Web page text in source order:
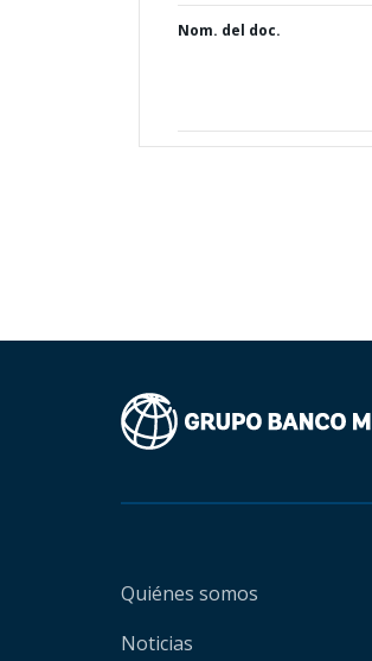
Nom. del doc.
Quiénes somos
Noticias